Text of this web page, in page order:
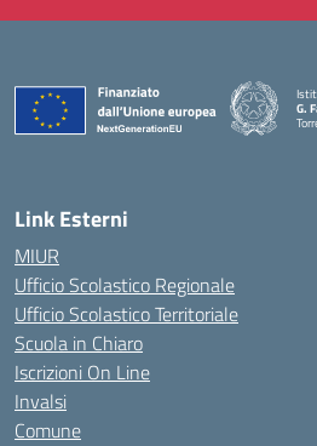
G.
Link Esterni
MIUR
Ufficio Scolastico Regionale
Ufficio Scolastico Territoriale
Scuola in Chiaro
Iscrizioni On Line
Invalsi
Comune